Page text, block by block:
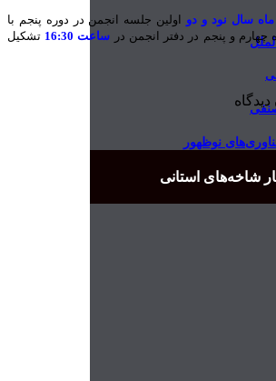
نوظهور
شاخه‌های استانی
سال نود و دو اولین جلسه انجمن در دوره پنجم با
و پنجم در دفتر انجمن در ساعت 16:30
تشکیل